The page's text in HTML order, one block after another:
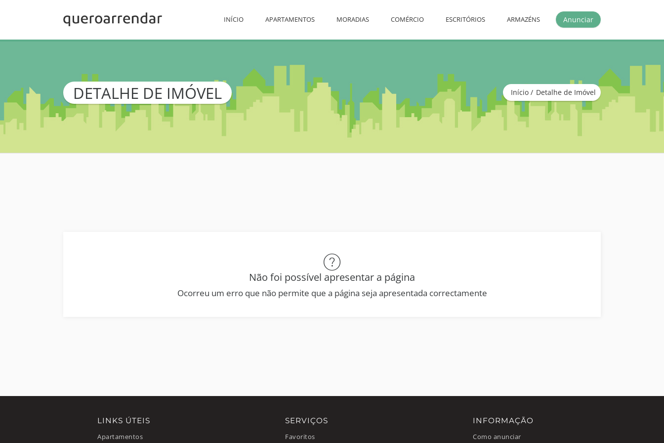
Anunciar
INÍCIO APARTAMENTOS MORADIAS COMÉRCIO ESCRITÓRIOS ARMAZÉNS
DETALHE DE IMÓVEL Início Detalhe de Imóvel
Não foi possível apresentar a página
Ocorreu um erro que não permite que a página seja apresentada correctamente
LINKS ÚTEIS
Apartamentos
SERVIÇOS
Favoritos
INFORMAÇÃO
Como anunciar